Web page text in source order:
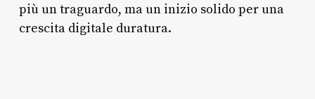
più un traguardo, ma un inizio solido per una
crescita digitale duratura.